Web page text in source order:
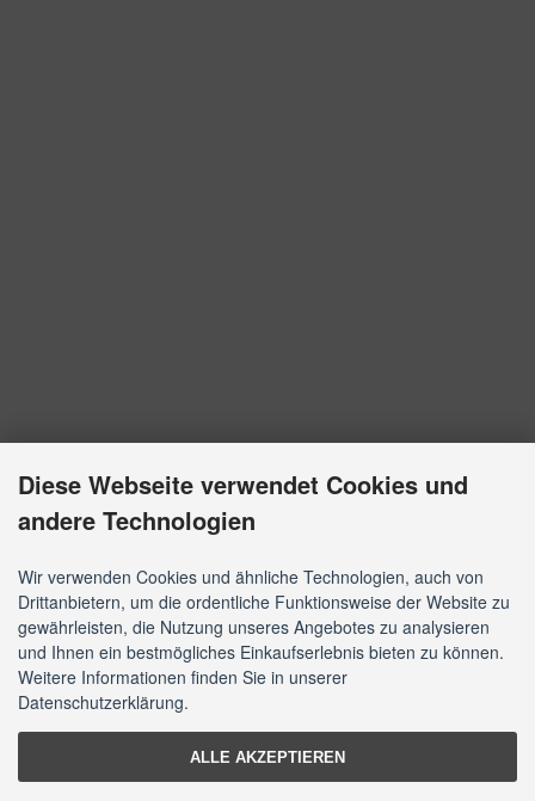
Diese Webseite verwendet Cookies und
andere Technologien
Wir verwenden Cookies und ähnliche Technologien, auch von
Drittanbietern, um die ordentliche Funktionsweise der Website zu
gewährleisten, die Nutzung unseres Angebotes zu analysieren
und Ihnen ein bestmögliches Einkaufserlebnis bieten zu können.
Weitere Informationen finden Sie in unserer
Datenschutzerklärung.
ALLE AKZEPTIEREN